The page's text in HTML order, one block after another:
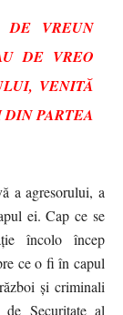
VREUN
DE VREO
VENITĂ
DIN PARTEA
a agresorului, a
ei. Cap ce se
încolo încep
ce o fi în capul
și criminali
Securitate al